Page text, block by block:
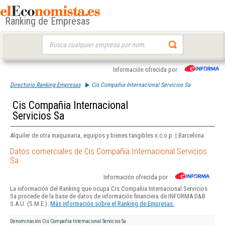
Ranking de Empresas
Información ofrecida por
Directorio Ranking Empresas Cis Compañia Internacional Servicios Sa
Cis Compañia Internacional
Servicios Sa
Alquiler de otra maquinaria, equipos y bienes tangibles n.c.o.p. | Barcelona
Datos comerciales de Cis Compañia Internacional Servicios
Sa
Información ofrecida por
La información del Ranking que ocupa Cis Compañia Internacional Servicios
Sa procede de la base de datos de información financiera de INFORMA D&B
S.A.U. (S.M.E.). Más información sobre el Ranking de Empresas.
Denominación Cis Compañia Internacional Servicios Sa